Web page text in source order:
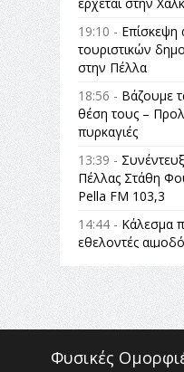
19:10 - Επίσκεψη
τουριστικών
στην Πέλλα
18:56 - Βάζουμε
θέση τους –
πυρκαγιές
13:39 -
Πέλλας Στάθη
Pella FM 103,3
14:44 - Κάλεσμα
εθελοντές
14:23 -Όλη η
πολιτισμός
εγκατάσταση
«Ειρήνη;» 5, 6
Χώρος Λόγγου
Φυσικές